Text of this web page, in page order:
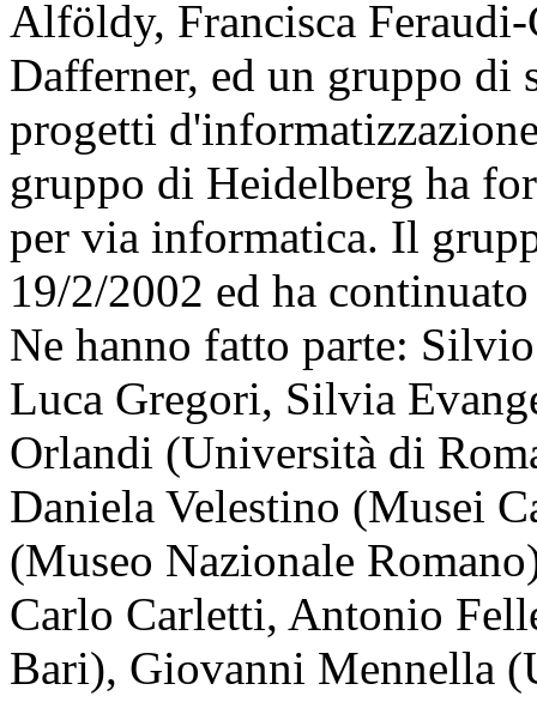
Alföldy, Francisca
Dafferner, ed un gruppo
progetti
gruppo di Heidelberg ha
per via informatica. Il
19/2/2002 ed ha
Ne hanno fatto parte:
Luca Gregori, Silvia
Orlandi (Università di
Daniela Velestino (Musei
(Museo Nazionale
Carlo Carletti, Antonio
Bari), Giovanni Mennella